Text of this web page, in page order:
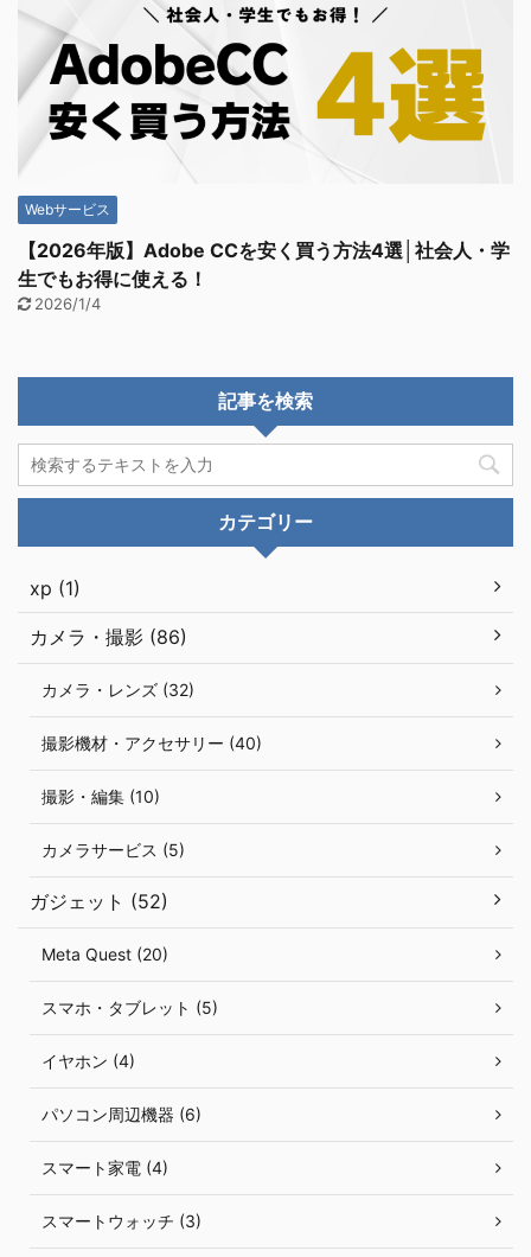
Webサービス
【2026年版】Adobe CCを安く買う方法4選│社会人・学
生でもお得に使える！
2026/1/4
記事を検索
カテゴリー
xp (1)
カメラ・撮影 (86)
カメラ・レンズ (32)
撮影機材・アクセサリー (40)
撮影・編集 (10)
カメラサービス (5)
ガジェット (52)
Meta Quest (20)
スマホ・タブレット (5)
イヤホン (4)
パソコン周辺機器 (6)
スマート家電 (4)
スマートウォッチ (3)